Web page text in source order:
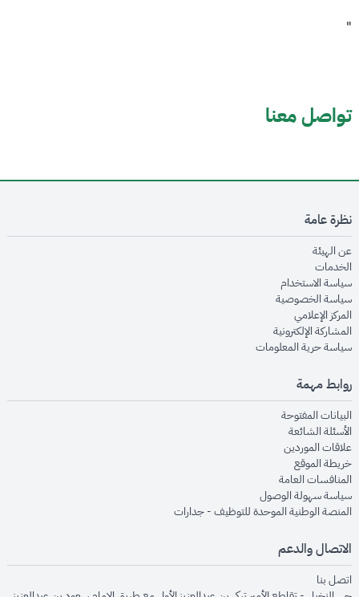
"
تواصل معنا
نظرة عامة
عن الهيئةopens in new window
الخدماتopens in new window
سياسة الاستخدام
سياسة الخصوصيةopens in new window
المركز الإعلاميopens in new window
المشاركة الإلكترونيةopens in new window
سياسة حرية المعلوماتopens in new window
روابط مهمة
البيانات المفتوحةopens in new window
الأسئلة الشائعةopens in new window
علاقات الموردينopens in new window
خريطة الموقعopens in new window
المنافسات العامةopens in new window
سياسة سهولة الوصولopens in new window
المنصة الوطنية الموحدة للتوظيف - جداراتopens in new window
الاتصال والدعم
اتصل بنا